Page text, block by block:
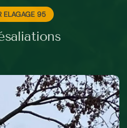
ELAGAGE 95